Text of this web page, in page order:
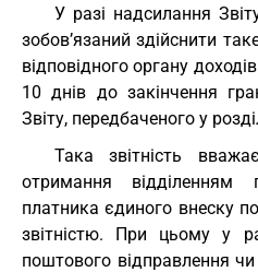
У разі надсилання
зобов’язаний здійснити
відповідного органу
10 днів до закінчення
Звіту, передбаченого у
Така звітність
отримання відділенням
платника єдиного внеску
звітністю. При цьому у
поштового відправлення